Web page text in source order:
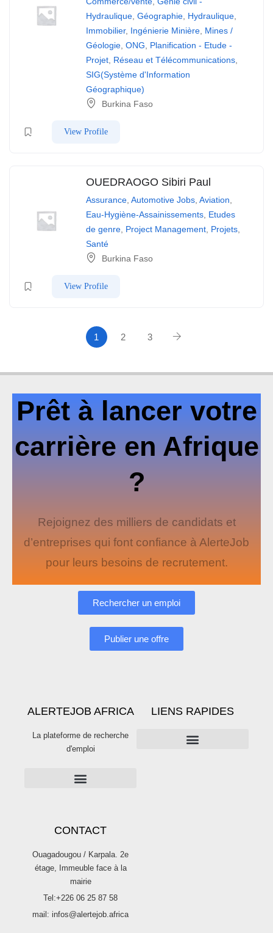
Hydraulique, Géographie, Hydraulique,
Immobilier, Ingénierie Minière, Mines /
Géologie, ONG, Planification - Etude -
Projet, Réseau et Télécommunications,
SIG(Système d'Information
Géographique)
Burkina Faso
View Profile
OUEDRAOGO Sibiri Paul
Assurance, Automotive Jobs, Aviation,
Eau-Hygiène-Assainissements, Etudes
de genre, Project Management, Projets,
Santé
Burkina Faso
View Profile
1 2 3
Prêt à lancer votre
carrière en Afrique
?
Rejoignez des milliers de candidats et
d’entreprises qui font confiance à AlerteJob
pour leurs besoins de recrutement.
Rechercher un emploi
Publier une offre
ALERTEJOB AFRICA
La plateforme de recherche
d'emploi
LIENS RAPIDES
CONTACT
Ouagadougou / Karpala. 2e
étage, Immeuble face à la
mairie
Tel:+226 06 25 87 58
mail: infos@alertejob.africa